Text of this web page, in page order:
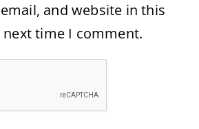
and website in this
time I comment.